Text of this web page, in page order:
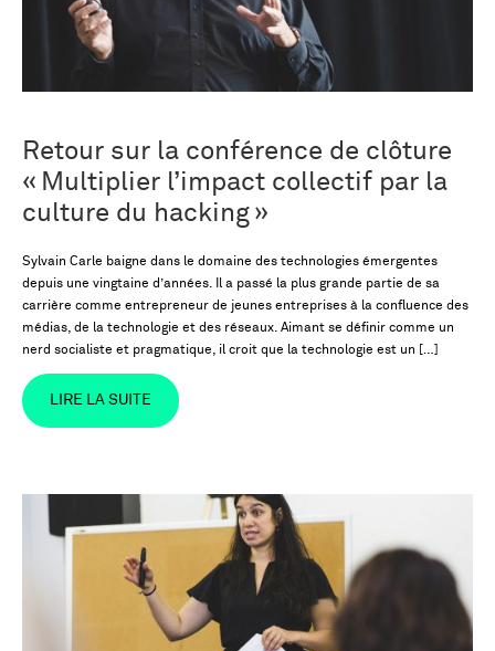
Retour sur la conférence de clôture
« Multiplier l’impact collectif par la
culture du hacking »
Sylvain Carle baigne dans le domaine des technologies émergentes
depuis une vingtaine d’années. Il a passé la plus grande partie de sa
carrière comme entrepreneur de jeunes entreprises à la confluence des
médias, de la technologie et des réseaux. Aimant se définir comme un
nerd socialiste et pragmatique, il croit que la technologie est un […]
LIRE LA SUITE